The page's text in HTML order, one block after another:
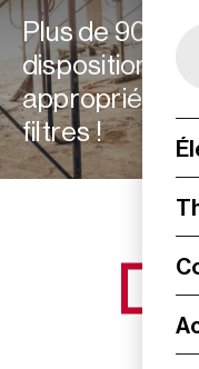
Plus de 900
disposition :
appropriées à
filtres !